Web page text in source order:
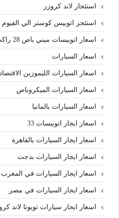
استئجار لاند كروزر
استئجر اتوبيس كوستر الي الفيوم
اسعار اتوبيسات ميني باص 28 راكب للايجار
اسعار السيارات
اسعار السيارات الليموزين
اسعار السيارات الميكروباص
اسعار السيارات بالمانيا
اسعار ايجار اتوبيسات 33
اسعار ايجار السيارات بالقاهرة
اسعار ايجار السيارات بدجت
اسعار ايجار السيارات في المغرب
اسعار ايجار السيارات في مصر
اسعار ايجار سيارات تويوتا لاند